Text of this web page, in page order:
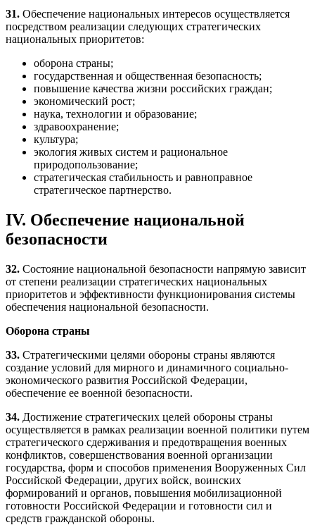
31. Обеспечение национальных интересов осуществляется
посредством реализации следующих стратегических
национальных приоритетов:
оборона страны;
государственная и общественная безопасность;
повышение качества жизни российских граждан;
экономический рост;
наука, технологии и образование;
здравоохранение;
культура;
экология живых систем и рациональное
природопользование;
стратегическая стабильность и равноправное
стратегическое партнерство.
IV. Обеспечение национальной
безопасности
32. Состояние национальной безопасности напрямую зависит
от степени реализации стратегических национальных
приоритетов и эффективности функционирования системы
обеспечения национальной безопасности.
Оборона страны
33. Стратегическими целями обороны страны являются
создание условий для мирного и динамичного социально-
экономического развития Российской Федерации,
обеспечение ее военной безопасности.
34. Достижение стратегических целей обороны страны
осуществляется в рамках реализации военной политики путем
стратегического сдерживания и предотвращения военных
конфликтов, совершенствования военной организации
государства, форм и способов применения Вооруженных Сил
Российской Федерации, других войск, воинских
формирований и органов, повышения мобилизационной
готовности Российской Федерации и готовности сил и
средств гражданской обороны.